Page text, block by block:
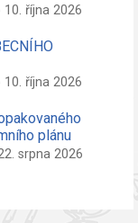
října 2026
října 2026
plánu
srpna 2026